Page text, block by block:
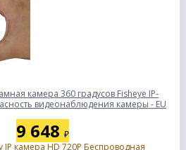
камера 360 градусов Fisheye IP-
видеонаблюдения камеры - EU
9 648 ₽